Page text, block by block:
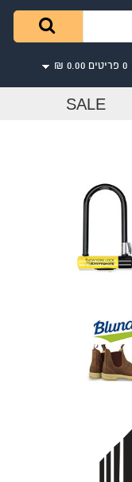
0 פריטים 0.00 ₪
SALE